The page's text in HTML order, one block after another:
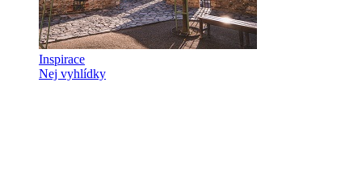
Inspirace
Nej vyhlídky